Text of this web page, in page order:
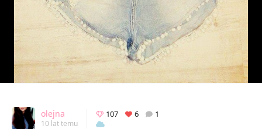
olejna
10 lat temu
107 6 1